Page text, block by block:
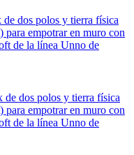
dos polos y tierra física
para empotrar en muro con
de la línea Unno de
de dos polos y tierra física
para empotrar en muro con
de la línea Unno de